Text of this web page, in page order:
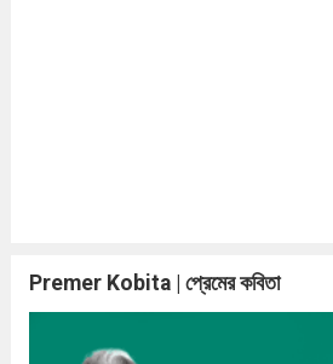
Premer Kobita | প্রেমের কবিতা